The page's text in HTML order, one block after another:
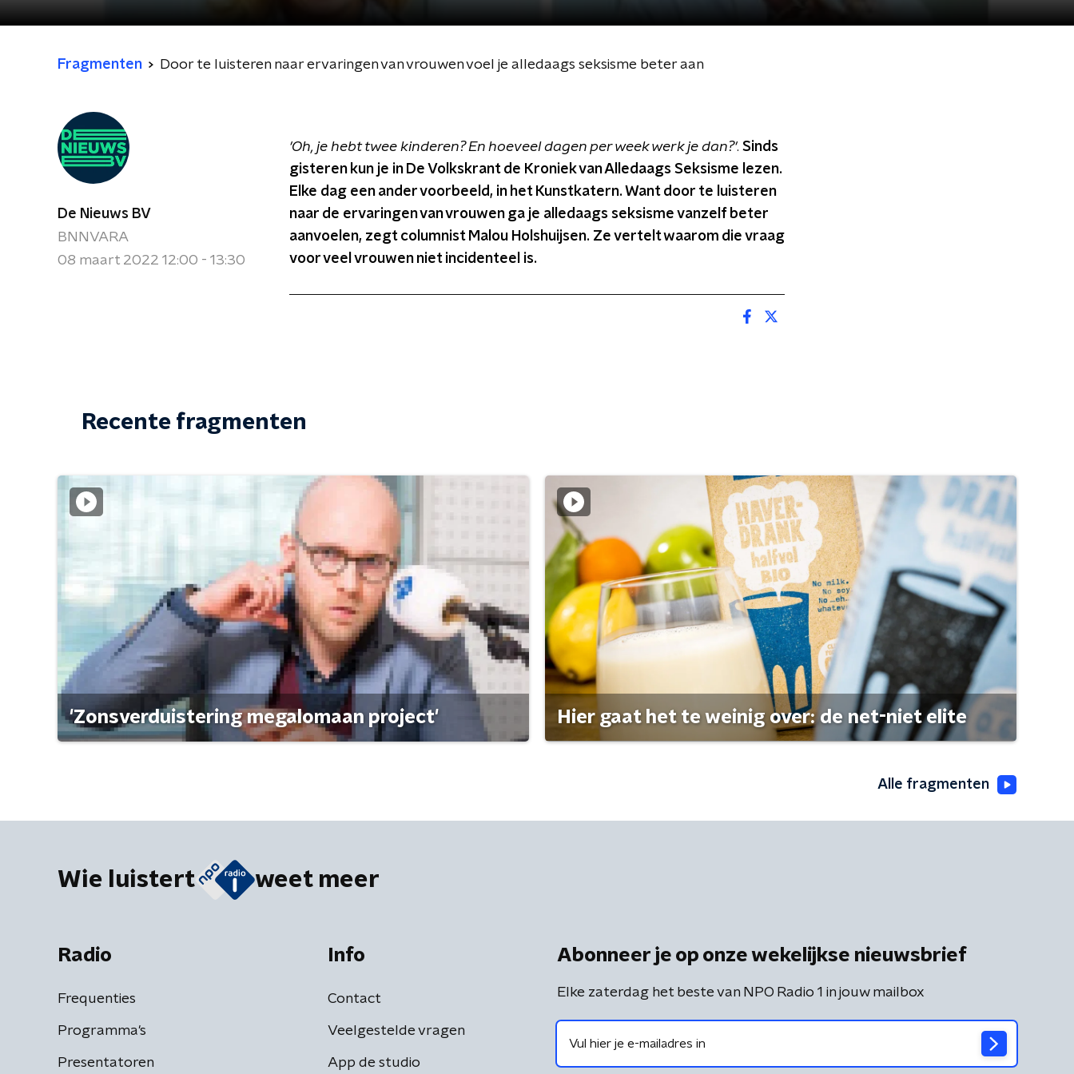
Fragmenten Door te luisteren naar ervaringen van vrouwen voel je alledaags seksisme beter aan
De Nieuws BV
BNNVARA
08 maart 2022 12:00 - 13:30
'Oh, je hebt twee kinderen? En hoeveel dagen per week werk je dan?'. Sinds
gisteren kun je in De Volkskrant de Kroniek van Alledaags Seksisme lezen.
Elke dag een ander voorbeeld, in het Kunstkatern. Want door te luisteren
naar de ervaringen van vrouwen ga je alledaags seksisme vanzelf beter
aanvoelen, zegt columnist Malou Holshuijsen. Ze vertelt waarom die vraag
voor veel vrouwen niet incidenteel is.
Recente fragmenten
'Zonsverduistering megalomaan project' Hier gaat het te weinig over: de net-niet elite
Alle fragmenten
Wie luistert weet meer
Radio
Frequenties
Programma's
Presentatoren
Info
Contact
Veelgestelde vragen
App de studio
Abonneer je op onze wekelijkse nieuwsbrief
Elke zaterdag het beste van NPO Radio 1 in jouw mailbox